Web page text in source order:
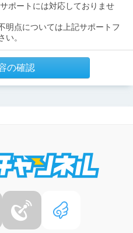
ポートには対応しておりませ
明点については上記サポートフ
い。
の確認